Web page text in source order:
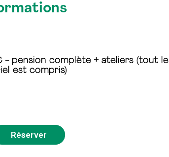
- pension complète + ateliers (tout le
est compris)
Réserver